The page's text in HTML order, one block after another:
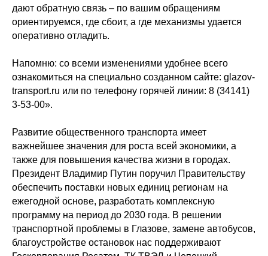
дают обратную связь – по вашим обращениям
ориентируемся, где сбоит, а где механизмы удается
оперативно отладить.
Напомню: со всеми изменениями удобнее всего
ознакомиться на специально созданном сайте: glazov-
transport.ru или по телефону горячей линии: 8 (34141)
3-53-00».
Развитие общественного транспорта имеет
важнейшее значения для роста всей экономики, а
также для повышения качества жизни в городах.
Президент Владимир Путин поручил Правительству
обеспечить поставки новых единиц регионам на
ежегодной основе, разработать комплексную
программу на период до 2030 года. В решении
транспортной проблемы в Глазове, замене автобусов,
благоустройстве остановок нас поддерживают